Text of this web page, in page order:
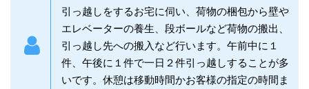
引っ越しをするお宅に伺い、荷物の梱包から壁や
エレベーターの養生、段ボールなど荷物の搬出、
引っ越し先への搬入など行います。午前中に１
件、午後に１件で一日２件引っ越しすることが多
いです。休憩は移動時間かお客様の指定の時間ま